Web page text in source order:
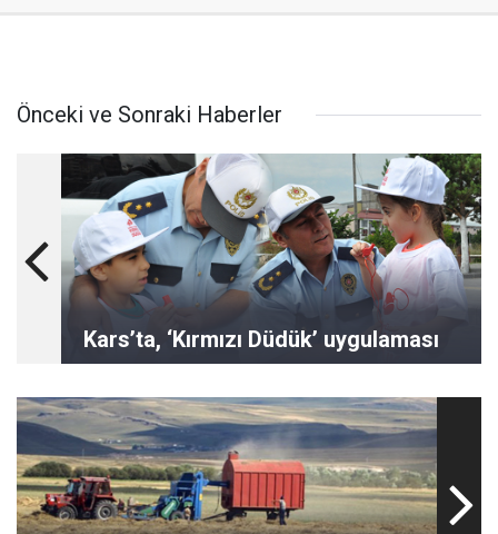
Önceki ve Sonraki Haberler
Kars’ta, ‘Kırmızı Düdük’ uygulaması